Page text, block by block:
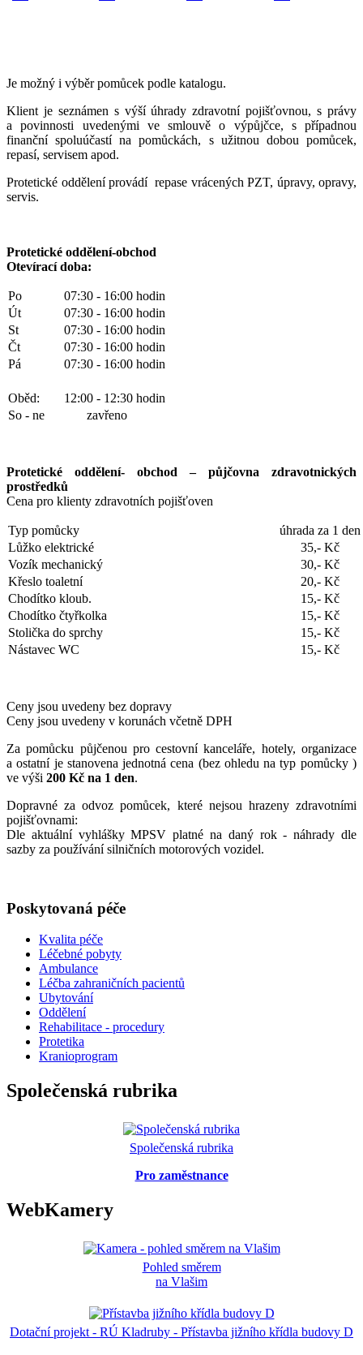
Je možný i výběr pomůcek podle katalogu.
Klient je seznámen s výší úhrady zdravotní pojišťovnou, s právy
a povinnosti uvedenými ve smlouvě o výpůjčce, s případnou
finanční spoluúčastí na pomůckách, s užitnou dobou pomůcek,
repasí, servisem apod.
Protetické oddělení provádí repase vrácených PZT, úpravy, opravy,
servis.
Protetické oddělení-obchod
Otevírací doba:
Po
07:30 - 16:00 hodin
Út
07:30 - 16:00 hodin
St
07:30 - 16:00 hodin
Čt
07:30 - 16:00 hodin
Pá
07:30 - 16:00 hodin
Oběd:
12:00 - 12:30 hodin
So - ne
zavřeno
Protetické oddělení- obchod – půjčovna zdravotnických
prostředků
Cena pro klienty zdravotních pojišťoven
Typ pomůcky
úhrada za 1 den
Lůžko elektrické
35,- Kč
Vozík mechanický
30,- Kč
Křeslo toaletní
20,- Kč
Chodítko kloub.
15,- Kč
Chodítko čtyřkolka
15,- Kč
Stolička do sprchy
15,- Kč
Nástavec WC
15,- Kč
Ceny jsou uvedeny bez dopravy
Ceny jsou uvedeny v korunách včetně DPH
Za pomůcku půjčenou pro cestovní kanceláře, hotely, organizace
a ostatní je stanovena jednotná cena (bez ohledu na typ pomůcky )
ve výši 200 Kč na 1 den.
Dopravné za odvoz pomůcek, které nejsou hrazeny zdravotními
pojišťovnami:
Dle aktuální vyhlášky MPSV platné na daný rok - náhrady dle
sazby za používání silničních motorových vozidel.
Poskytovaná péče
Kvalita péče
Léčebné pobyty
Ambulance
Léčba zahraničních pacientů
Ubytování
Oddělení
Rehabilitace - procedury
Protetika
Kranioprogram
Společenská rubrika
Společenská rubrika
Pro zaměstnance
WebKamery
Pohled směrem
na Vlašim
Dotační projekt - RÚ Kladruby - Přístavba jižního křídla budovy D